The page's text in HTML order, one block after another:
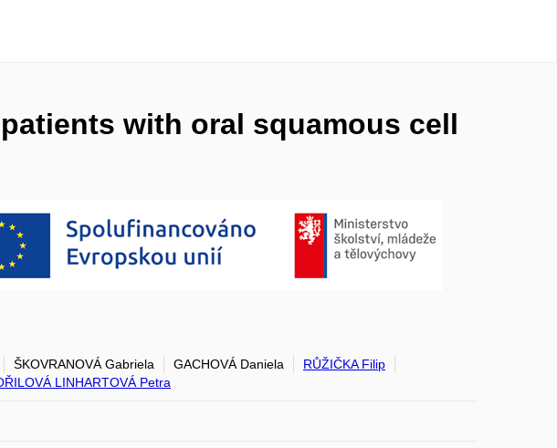
with oral squamous cell
ŠKOVRANOVÁ Gabriela GACHOVÁ Daniela
RŮŽIČKA Filip
LINHARTOVÁ Petra